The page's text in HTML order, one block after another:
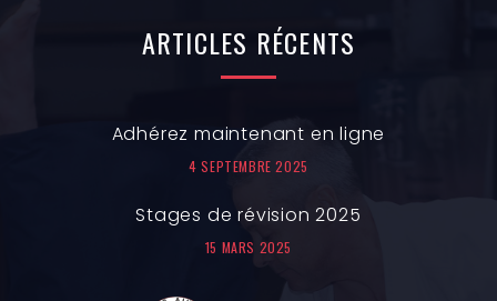
ARTICLES RÉCENTS
Adhérez maintenant en ligne
4 SEPTEMBRE 2025
Stages de révision 2025
15 MARS 2025